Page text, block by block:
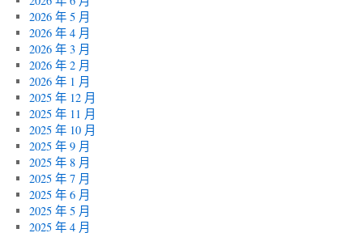
2026 年 5 月
2026 年 4 月
2026 年 3 月
2026 年 2 月
2026 年 1 月
2025 年 12 月
2025 年 11 月
2025 年 10 月
2025 年 9 月
2025 年 8 月
2025 年 7 月
2025 年 6 月
2025 年 5 月
2025 年 4 月